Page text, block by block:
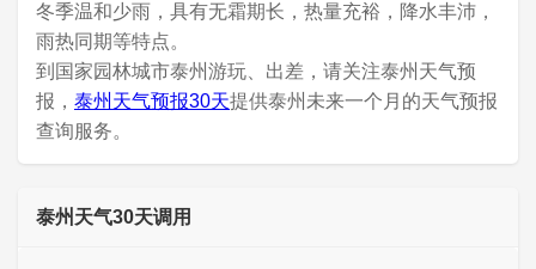
冬季温和少雨，具有无霜期长，热量充裕，降水丰沛，
雨热同期等特点。
到国家园林城市泰州游玩、出差，请关注泰州天气预
报， 泰州天气预报30天提供泰州未来一个月的天气预报
查询服务。
泰州天气30天调用